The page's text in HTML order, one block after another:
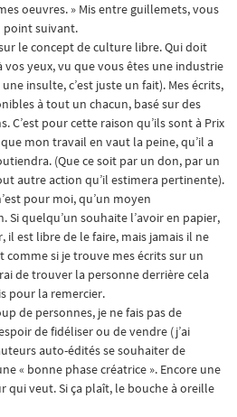
oeuvres. » Mis entre guillemets, vous
point suivant.
le concept de culture libre. Qui doit
yeux, vu que vous êtes une industrie
insulte, c’est juste un fait). Mes écrits,
à tout un chacun, basé sur des
C’est pour cette raison qu’ils sont à Prix
mon travail en vaut la peine, qu’il a
(Que ce soit par un don, par un
autre action qu’il estimera pertinente).
pour moi, qu’un moyen
Si quelqu’un souhaite l’avoir en papier,
il est libre de le faire, mais jamais il ne
comme si je trouve mes écrits sur un
de trouver la personne derrière cela
pour la remercier.
de personnes, je ne fais pas de
de fidéliser ou de vendre (j’ai
auto-édités se souhaiter de
« bonne phase créatrice ». Encore une
qui veut. Si ça plaît, le bouche à oreille